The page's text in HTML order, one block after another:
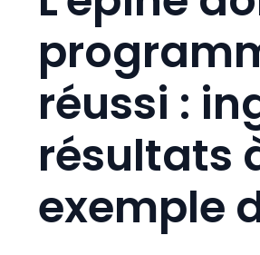
réussi :
résultats
exemple